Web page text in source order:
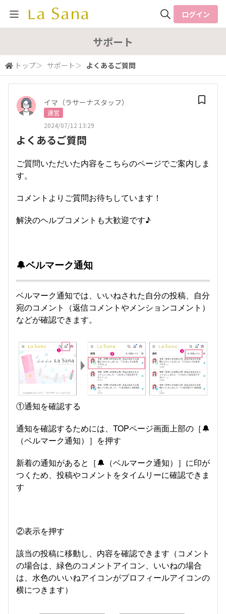
検索
ログイン
サポート
トップ＞ サポート ＞ よくあるご質問
イマ（ラサーナスタッフ）
運営
2024/07/12 13:29
よくあるご質問
ご質問いただいた内容をこちらのページでご案内しま
す。
コメントよりご質問お待ちしています！
解決のヘルプコメントも大歓迎です♪
🔔ベルマーク通知
ベルマーク通知では、いいねされた自分の投稿、自分
宛のコメント（返信コメントやメンションコメント）
などが確認できます。
①通知を確認する
通知を確認するためには、TOPページ画面上部の［🔔
（ベルマーク通知）］を押す
新着の通知があると［🔔（ベルマーク通知）］に印が
つくため、投稿やコメントをタイムリーに確認できま
す
②表示を押す
該当の投稿に移動し、内容を確認できます（コメント
の場合は、緑色のコメントアイコン、いいねの場合
は、水色のいいねアイコンがプロフィールアイコンの
横につきます）